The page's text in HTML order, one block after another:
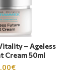
– Ageless
Cream 50ml
€